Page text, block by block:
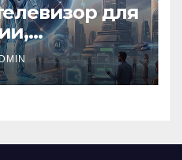
для
советы